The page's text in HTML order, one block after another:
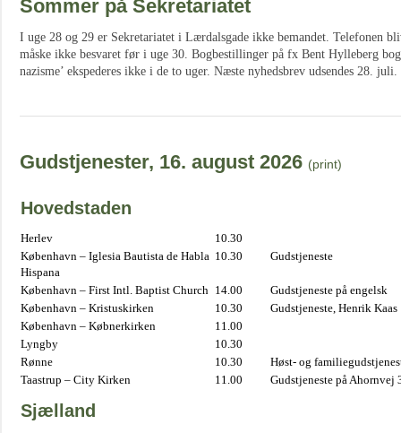
Sommer på Sekretariatet
I uge 28 og 29 er Sekretariatet i Lærdalsgade ikke bemandet. Telefonen
måske ikke besvaret før i uge 30. Bogbestillinger på fx Bent Hylleberg
nazisme’ ekspederes ikke i de to uger. Næste nyhedsbrev udsendes 28. juli.
Gudstjenester, 16. august 2026 (print)
Hovedstaden
Herlev
10.30
København – Iglesia Bautista de Habla
Hispana
10.30 Gudstjeneste
København – First Intl. Baptist Church 14.00
Gudstjeneste på engelsk
København – Kristuskirken
10.30
Gudstjeneste, Henrik Kaas
København – Købnerkirken
11.00
Lyngby
10.30
Rønne
10.30
Høst- og
Taastrup – City Kirken
11.00 Gudstjeneste på Ahornvej
Sjælland